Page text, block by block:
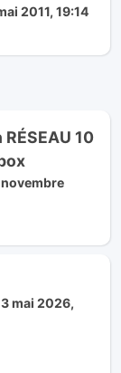
2011, 19:14
10
mai 2026,